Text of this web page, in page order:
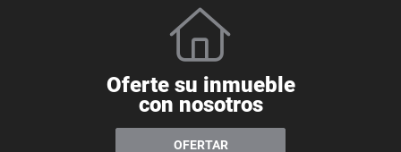
Oferte su inmueble
con nosotros
OFERTAR